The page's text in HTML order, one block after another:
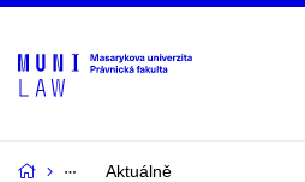
Aktuálně